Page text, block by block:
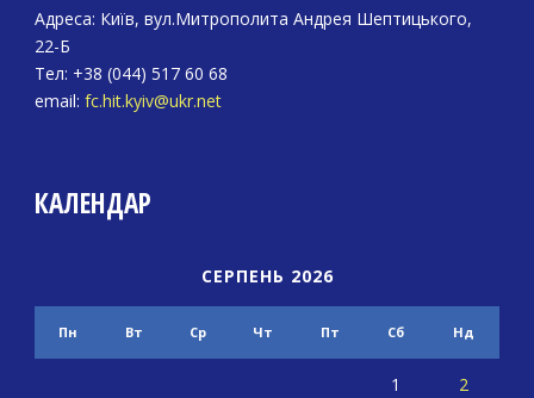
Адреса: Київ, вул.Митрополита Андрея Шептицького,
22-Б
Тел: +38 (044) 517 60 68
email: fc.hit.kyiv@ukr.net
КАЛЕНДАР
СЕРПЕНЬ 2026
Пн Вт Ср Чт Пт Сб Нд
1 2